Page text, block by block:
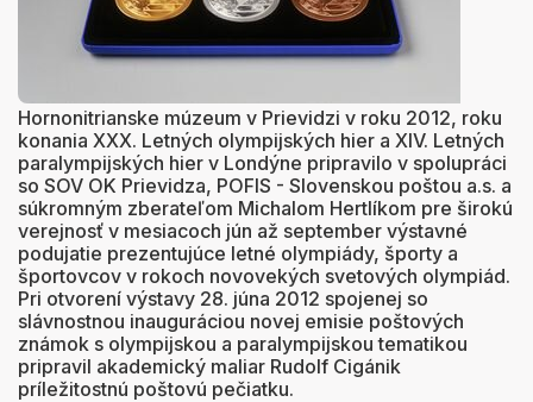
Hornonitrianske múzeum v Prievidzi v roku 2012, roku
konania XXX. Letných olympijských hier a XIV. Letných
paralympijských hier v Londýne pripravilo v spolupráci
so SOV OK Prievidza, POFIS - Slovenskou poštou a.s. a
súkromným zberateľom Michalom Hertlíkom pre širokú
verejnosť v mesiacoch jún až september výstavné
podujatie prezentujúce letné olympiády, športy a
športovcov v rokoch novovekých svetových olympiád.
Pri otvorení výstavy 28. júna 2012 spojenej so
slávnostnou inauguráciou novej emisie poštových
známok s olympijskou a paralympijskou tematikou
pripravil akademický maliar Rudolf Cigánik
príležitostnú poštovú pečiatku.